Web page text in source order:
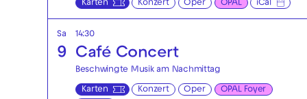
Karten Konzert Oper OPAL iCal
Sa
9
14:30
Café Concert
Beschwingte Musik am Nachmittag
Karten Konzert Oper
OPAL Foyer